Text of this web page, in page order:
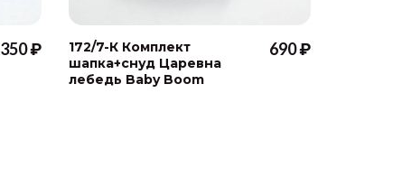
350 ₽
172/7-К Комплект
шапка+снуд Царевна
лебедь Baby Boom
690 ₽